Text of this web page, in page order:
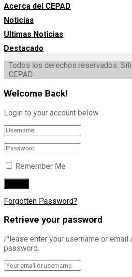
Acerca del CEPAD
Noticias
Ultimas Noticias
Destacado
Todos los derechos reservados.
CEPAD
Welcome Back!
Login to your account below
Remember Me
Forgotten Password?
Retrieve your password
Please enter your username or
password.